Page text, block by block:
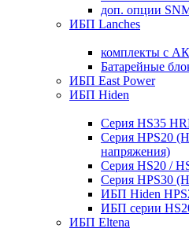
доп. опции
ИБП Lanches
комплекты с
Батарейные
ИБП East Power
ИБП Hiden
Серия HS35
Серия HPS20
напряжения)
Серия HS20 /
Серия HPS30
ИБП Hiden
ИБП серии
ИБП Eltena